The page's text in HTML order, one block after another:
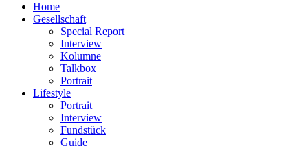
Home
Gesellschaft
Special Report
Interview
Kolumne
Talkbox
Portrait
Lifestyle
Portrait
Interview
Fundstück
Guide